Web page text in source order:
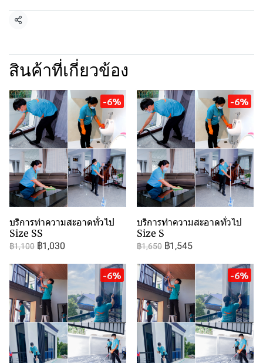
แชร์
สินค้าที่เกี่ยวข้อง
-6%
บริการทำความสะอาดทั่วไป
Size SS
฿1,100 ฿1,030
-6%
บริการทำความสะอาดทั่วไป
Size S
฿1,650 ฿1,545
-6% -6%